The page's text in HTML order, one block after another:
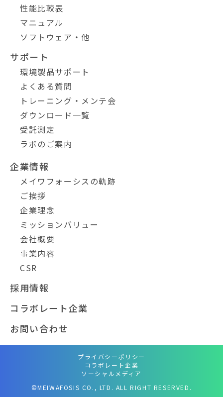
性能比較表
マニュアル
ソフトウェア・他
サポート
環境製品サポート
よくある質問
トレーニング・メンテ会
ダウンロード一覧
受託測定
ラボのご案内
企業情報
メイワフォーシスの軌跡
ご挨拶
企業理念
ミッションバリュー
会社概要
事業内容
CSR
採用情報
コラボレート企業
お問い合わせ
プライバシーポリシー
コラボレート企業
ソーシャルメディア
©MEIWAFOSIS CO., LTD. ALL RIGHT RESERVED.